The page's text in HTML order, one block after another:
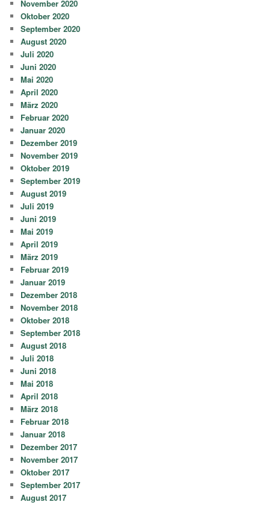
November 2020
Oktober 2020
September 2020
August 2020
Juli 2020
Juni 2020
Mai 2020
April 2020
März 2020
Februar 2020
Januar 2020
Dezember 2019
November 2019
Oktober 2019
September 2019
August 2019
Juli 2019
Juni 2019
Mai 2019
April 2019
März 2019
Februar 2019
Januar 2019
Dezember 2018
November 2018
Oktober 2018
September 2018
August 2018
Juli 2018
Juni 2018
Mai 2018
April 2018
März 2018
Februar 2018
Januar 2018
Dezember 2017
November 2017
Oktober 2017
September 2017
August 2017